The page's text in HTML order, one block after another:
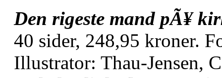
Den rigeste mand pÃ¥
40 sider, 248,95 kroner.
Illustrator: Thau-Jensen,